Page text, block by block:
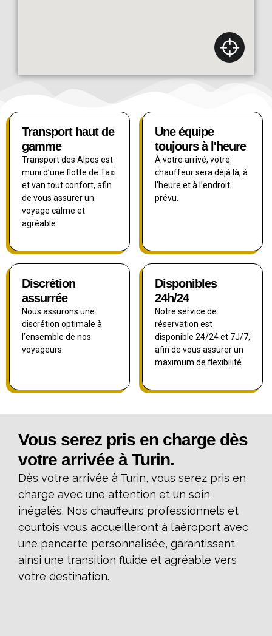
Transport haut de
gamme
Transport des Alpes est
muni d’une flotte de Taxi
et van tout confort, afin
de vous assurer un
voyage calme et
agréable.
Une équipe
toujours à l'heure
À votre arrivé, votre
chauffeur sera déjà là, à
l’heure et à l’endroit
prévu.
Discrétion
assurrée
Nous assurons une
discrétion optimale à
l’ensemble de nos
voyageurs.
Disponibles
24h/24
Notre service de
réservation est
disponible 24/24 et 7J/7,
afin de vous assurer un
maximum de flexibilité.
Vous serez pris en charge dès
votre arrivée à Turin.
Dès votre arrivée à Turin, vous serez pris en
charge avec une attention et un soin
inégalés. Nos chauffeurs professionnels et
courtois vous accueilleront à l’aéroport avec
une pancarte personnalisée, garantissant
ainsi une transition fluide et agréable vers
votre destination.